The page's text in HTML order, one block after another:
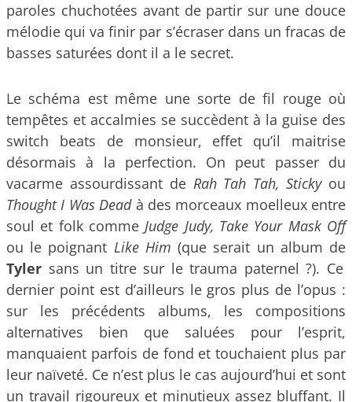
paroles chuchotées avant de partir sur une douce
mélodie qui va finir par s’écraser dans un fracas de
basses saturées dont il a le secret.
Le schéma est même une sorte de fil rouge où
tempêtes et accalmies se succèdent à la guise des
switch beats de monsieur, effet qu’il maitrise
désormais à la perfection. On peut passer du
vacarme assourdissant deRah Tah Tah, Stickyou
Thought I Was Dead à des morceaux moelleux entre
soul et folk commeJudge Judy, Take Your Mask Off
ou le poignant Like Him (que serait un album de
Tyler sans un titre sur le trauma paternel ?). Ce
dernier point est d’ailleurs le gros plus de l’opus :
sur les précédents albums, les compositions
alternatives bien que saluées pour l’esprit,
manquaient parfois de fond et touchaient plus par
leur naïveté. Ce n’est plus le cas aujourd’hui et sont
un travail rigoureux et minutieux assez bluffant. Il